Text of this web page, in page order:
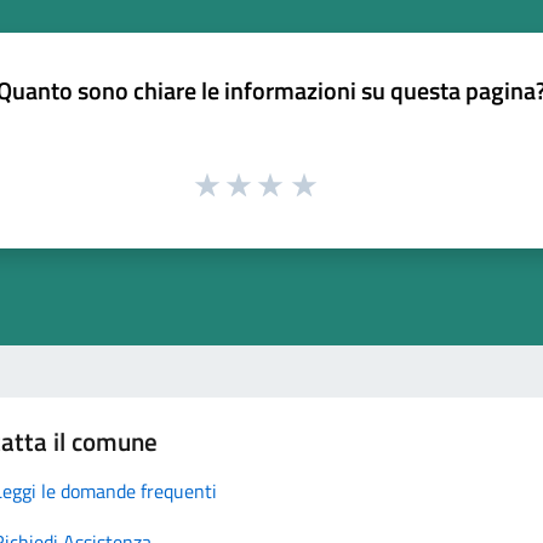
sono chiare le informazioni su questa
il comune
le domande frequenti